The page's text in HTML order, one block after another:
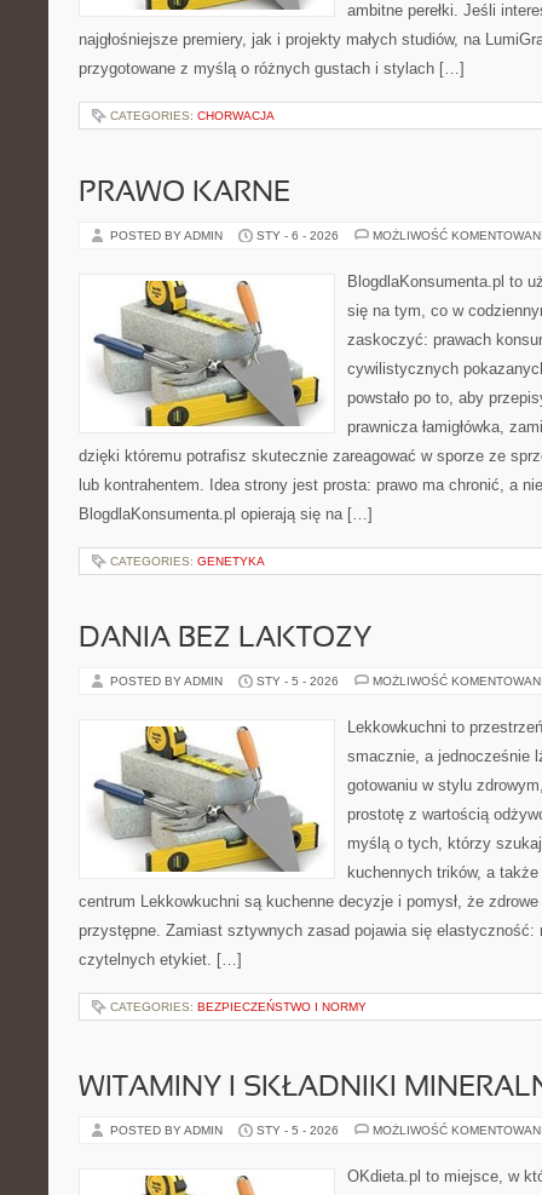
ambitne perełki. Jeśli
najgłośniejsze premiery, jak i projekty małych studiów, na
przygotowane z myślą o różnych gustach i stylach […]
CATEGORIES: CHORWACJA
PRAWO KARNE
POSTED BY ADMIN STY - 6 - 2026 MOŻLIWOŚĆ
BlogdlaKonsumenta.pl to
się na tym, co w
zaskoczyć: prawach
cywilistycznych
powstało po to, aby
prawnicza łamigłówka,
dzięki któremu potrafisz skutecznie zareagować w sporze ze
lub kontrahentem. Idea strony jest prosta: prawo ma chronić, a
BlogdlaKonsumenta.pl opierają się na […]
CATEGORIES: GENETYKA
DANIA BEZ LAKTOZY
POSTED BY ADMIN STY - 5 - 2026 MOŻLIWOŚĆ
Lekkowkuchni to
smacznie, a jednocześnie
gotowaniu w stylu
prostotę z wartością
myślą o tych, którzy
kuchennych trików, a
centrum Lekkowkuchni są kuchenne decyzje i pomysł, że
przystępne. Zamiast sztywnych zasad pojawia się elastyczność:
czytelnych etykiet. […]
CATEGORIES: BEZPIECZEŃSTWO I NORMY
WITAMINY I SKŁADNIKI
POSTED BY ADMIN STY - 5 - 2026 MOŻLIWOŚĆ
OKdieta.pl to miejsce, w